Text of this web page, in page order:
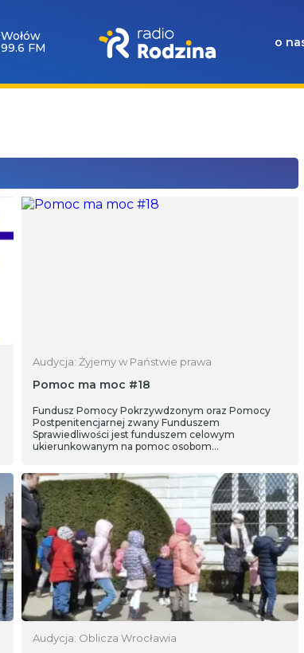
Milicz
88.5 FM
o
Audycja: Żyjemy w Państwie prawa
Pomoc ma moc #18
Fundusz Pomocy Pokrzywdzonym oraz Pomocy
Postpenitencjarnej zwany Funduszem
Sprawiedliwości jest funduszem celowym
ukierunkowanym na pomoc osobom
Audycja: Oblicza Wrocławia